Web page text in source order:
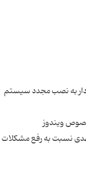
به نصب مجدد سیستم
خصوص ویندوز
نسبت به رفع مشکلات